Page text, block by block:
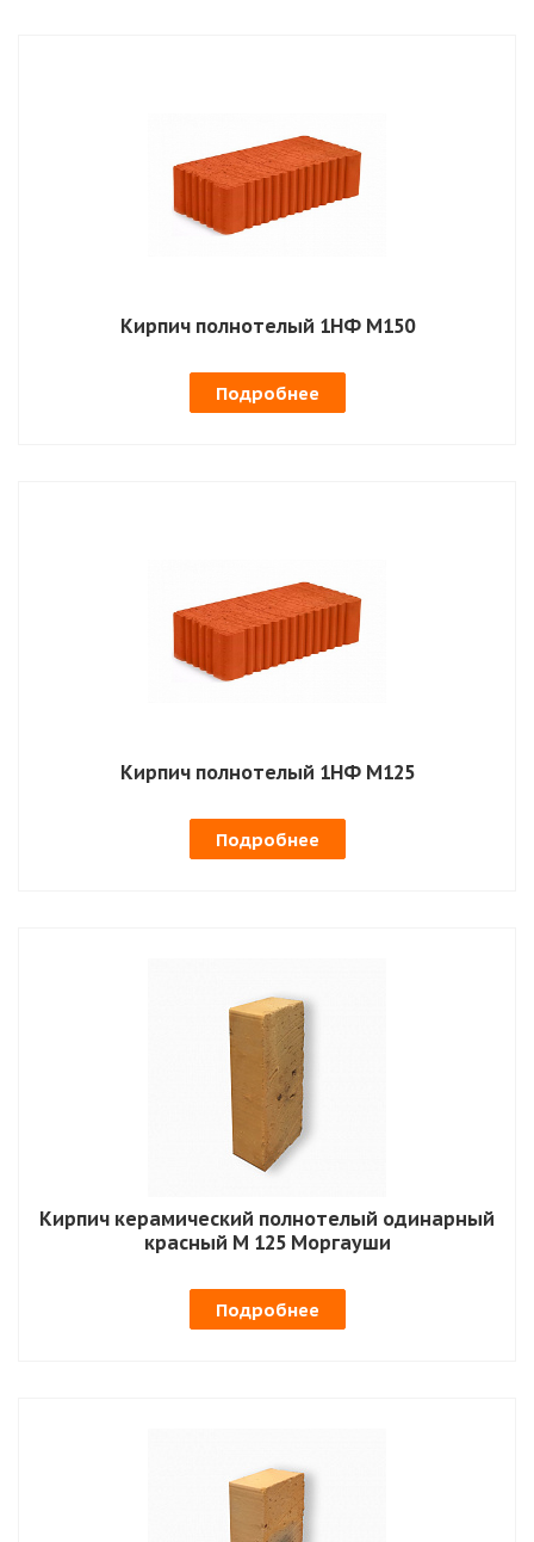
Кирпич полнотелый 1НФ М150
Подробнее
Кирпич полнотелый 1НФ М125
Подробнее
Кирпич керамический полнотелый одинарный
красный М 125 Моргауши
Подробнее